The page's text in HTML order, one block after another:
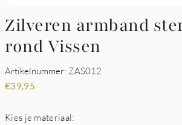
Zilveren armband
rond Vissen
Artikelnummer: ZAS012
€39,95
Kies je materiaal: